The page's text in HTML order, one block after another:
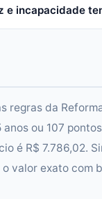
e incapacidade
regras da
ou 107
é R$ 7.786,02.
valor exato com